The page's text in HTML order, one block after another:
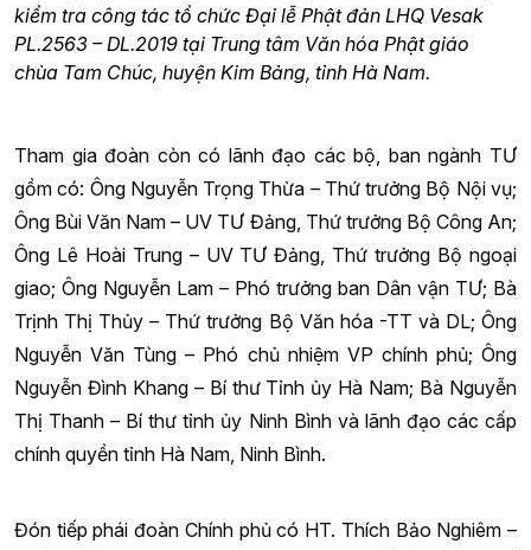
kiểm tra công tác tổ chức Đại lễ Phật đản LHQ Vesak
PL.2563 – DL.2019 tại Trung tâm Văn hóa Phật giáo
chùa Tam Chúc, huyện Kim Bảng, tỉnh Hà Nam.
Tham gia đoàn còn có lãnh đạo các bộ, ban ngành TƯ
gồm có: Ông Nguyễn Trọng Thừa – Thứ trưởng Bộ Nội vụ;
Ông Bùi Văn Nam – UV TƯ Đảng, Thứ trưởng Bộ Công An;
Ông Lê Hoài Trung – UV TƯ Đảng, Thứ trưởng Bộ ngoại
giao; Ông Nguyễn Lam – Phó trưởng ban Dân vận TƯ; Bà
Trịnh Thị Thủy – Thứ trưởng Bộ Văn hóa -TT và DL; Ông
Nguyễn Văn Tùng – Phó chủ nhiệm VP chính phủ; Ông
Nguyễn Đình Khang – Bí thư Tỉnh ủy Hà Nam; Bà Nguyễn
Thị Thanh – Bí thư tỉnh ủy Ninh Bình và lãnh đạo các cấp
chính quyền tỉnh Hà Nam, Ninh Bình.
Đón tiếp phái đoàn Chính phủ có HT. Thích Bảo Nghiêm –